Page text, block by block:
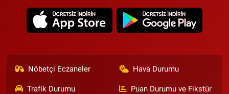
Nöbetçi Eczaneler Hava Durumu
Trafik Durumu Puan Durumu ve Fikstür